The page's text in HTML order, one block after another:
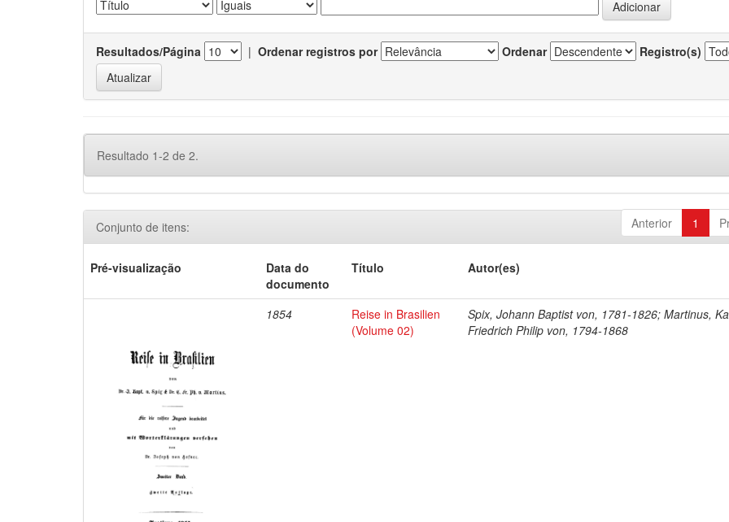
Resultados/Página | Ordenar registros por Ordenar Registro(s)
Resultado 1-2 de 2.
Anterior 1
Conjunto de itens:
Pré-visualização
Data do
documento
Título Autor(es)
1854
Reise in Brasilien
(Volume 02)
Spix, Johann Baptist von, 1781-1826; Martinus,
Friedrich Philip von, 1794-1868